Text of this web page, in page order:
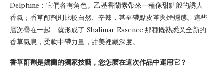
Delphine：它們各有角色。乙基香蘭素帶來一種像甜點般的誘人
香氣；香草酊劑則比較自然、辛辣，甚至帶點皮革與煙燻感。這些
層次疊在一起，就形成了 Shalimar Essence 那種既熟悉又全新的
香草氣息，柔軟中帶力量，甜美裡藏深度。
香草酊劑是嬌蘭的獨家技藝，您怎麼在這次作品中運用它？